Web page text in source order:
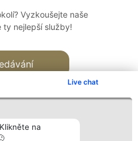
Live chat
na
Vyzkoušejte naše
ty nejlepší služby!